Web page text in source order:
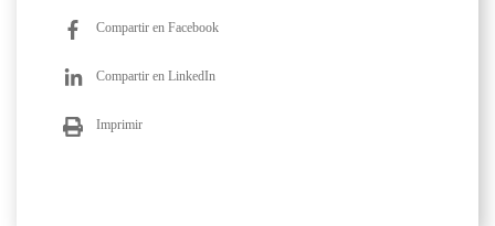
Compartir en Facebook
Compartir en LinkedIn
Imprimir